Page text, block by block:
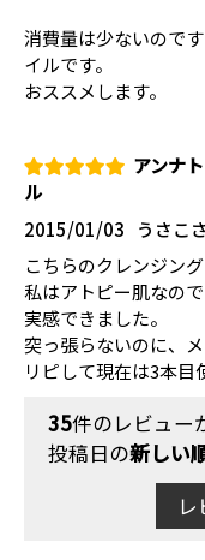
消費量は少ないので
イルです。
おススメします。
アンナ
ル
うさこ
2015/01/03
こちらのクレンジン
私はアトピー肌なの
実感できました。
突っ張らないのに、
リピして現在は3本目
35件のレビュー
投稿日の新しい